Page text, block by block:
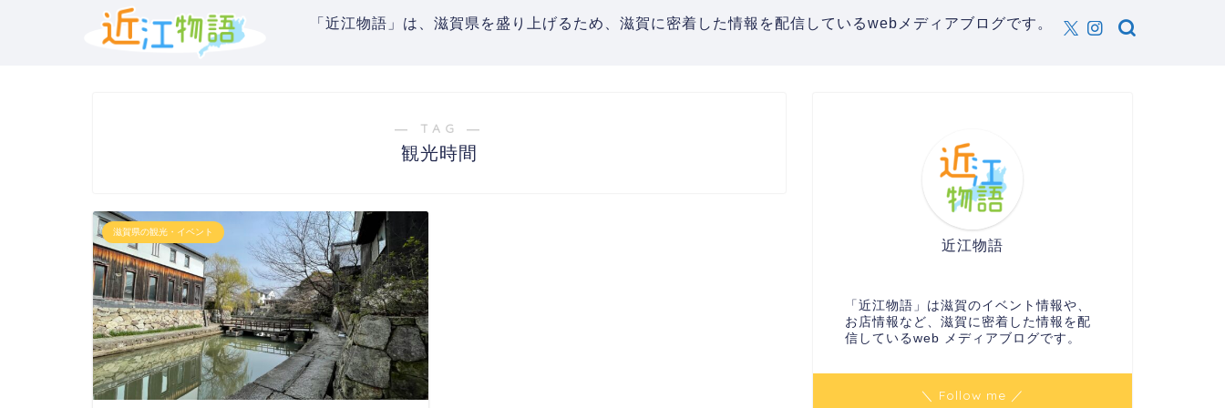
「近江物語」は、滋賀県を盛り上げるため、滋賀に密着した情報を配信しているwebメディアブログです。
― TAG ―
観光時間
滋賀県の観光・イベント
近江物語
「近江物語」は滋賀のイベント情報や、
お店情報など、滋賀に密着した情報を配
信しているweb メディアブログです。
＼ Follow me ／